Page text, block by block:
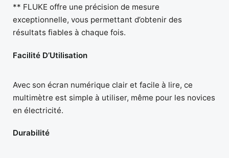
** FLUKE offre une précision de mesure
exceptionnelle, vous permettant d’obtenir des
résultats fiables à chaque fois.
Facilité D’Utilisation
Avec son écran numérique clair et facile à lire, ce
multimètre est simple à utiliser, même pour les novices
en électricité.
Durabilité